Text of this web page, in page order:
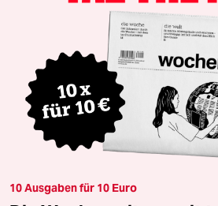
10 Ausgaben für 10 Euro